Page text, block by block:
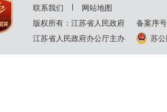
联系我们
网站地图
版权所有：江苏省人民政府
备案序
江苏省人民政府办公厅主办
苏